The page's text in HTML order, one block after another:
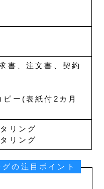
書、注文書、契約
ピー(表紙付2カ月
リング
リング
の注目ポイント